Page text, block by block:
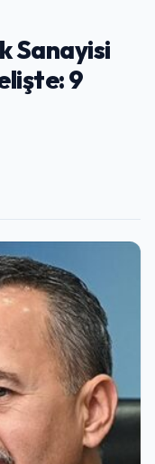
Sanayisi
9